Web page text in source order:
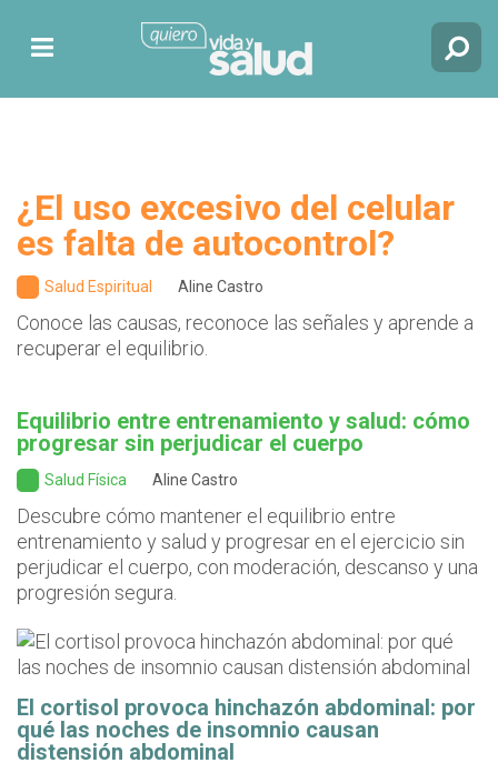
¿El uso excesivo del celular
es falta de autocontrol?
Salud Espiritual Aline Castro
Conoce las causas, reconoce las señales y aprende a
recuperar el equilibrio.
Equilibrio entre entrenamiento y salud: cómo
progresar sin perjudicar el cuerpo
Salud Física Aline Castro
Descubre cómo mantener el equilibrio entre
entrenamiento y salud y progresar en el ejercicio sin
perjudicar el cuerpo, con moderación, descanso y una
progresión segura.
El cortisol provoca hinchazón abdominal: por
qué las noches de insomnio causan
distensión abdominal